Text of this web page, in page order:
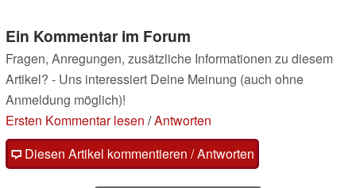
Ein Kommentar im Forum
Fragen, Anregungen, zusätzliche Informationen zu diesem
Artikel? - Uns interessiert Deine Meinung (auch ohne
Anmeldung möglich)!
Ersten Kommentar lesen /Antworten
Diesen Artikel kommentieren / Antworten